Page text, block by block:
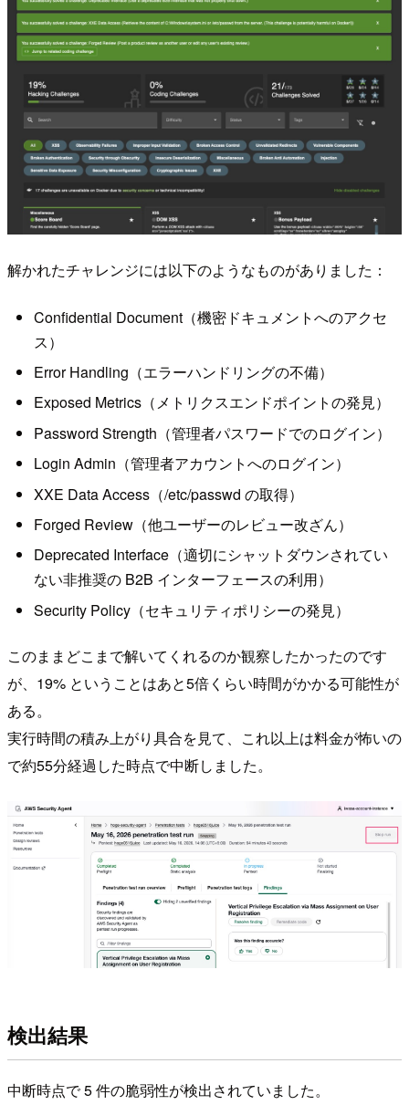
解かれたチャレンジには以下のようなものがありました：
Confidential Document（機密ドキュメントへのアクセ
ス）
Error Handling（エラーハンドリングの不備）
Exposed Metrics（メトリクスエンドポイントの発見）
Password Strength（管理者パスワードでのログイン）
Login Admin（管理者アカウントへのログイン）
XXE Data Access（/etc/passwd の取得）
Forged Review（他ユーザーのレビュー改ざん）
Deprecated Interface（適切にシャットダウンされてい
ない非推奨の B2B インターフェースの利用）
Security Policy（セキュリティポリシーの発見）
このままどこまで解いてくれるのか観察したかったのです
が、19% ということはあと5倍くらい時間がかかる可能性が
ある。
実行時間の積み上がり具合を見て、これ以上は料金が怖いの
で約55分経過した時点で中断しました。
検出結果
中断時点で 5 件の脆弱性が検出されていました。